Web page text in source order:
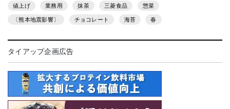
値上げ 業務用 抹茶 三菱食品 惣菜
〔熊本地震影響〕 チョコレート 海苔 春
タイアップ企画広告